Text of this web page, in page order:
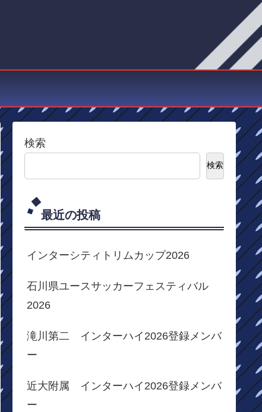
検索
検索
最近の投稿
インターシティトリムカップ2026
石川県ユースサッカーフェスティバル
2026
滝川第二 インターハイ2026登録メンバ
ー
近大附属 インターハイ2026登録メンバ
ー